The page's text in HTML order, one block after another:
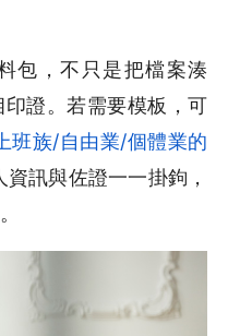
包，不只是把檔案湊
證。若需要模板，可
班族/自由業/個體業的
訊與佐證一一掛鉤，